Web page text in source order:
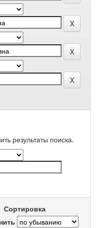
результаты поиска.
Сортировка